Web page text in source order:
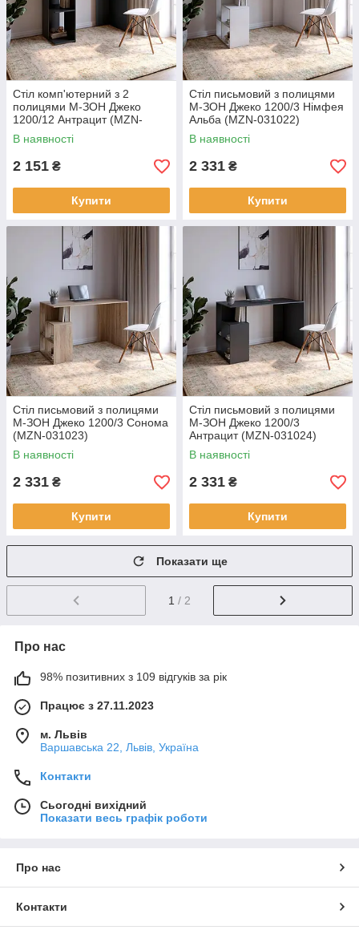
Cтіл комп'ютерний з 2
полицями М-ЗОН Джеко
1200/12 Антрацит (MZN-
031021)
В наявності
2 151 ₴
Купити
Cтіл письмовий з полицями
М-ЗОН Джеко 1200/3 Німфея
Альба (MZN-031022)
В наявності
2 331 ₴
Купити
Cтіл письмовий з полицями
М-ЗОН Джеко 1200/3 Сонома
(MZN-031023)
В наявності
2 331 ₴
Купити
Cтіл письмовий з полицями
М-ЗОН Джеко 1200/3
Антрацит (MZN-031024)
В наявності
2 331 ₴
Купити
Показати ще
1 / 2
Про нас
98% позитивних з 109 відгуків за рік
Працює з 27.11.2023
м. Львів
Варшавська 22, Львів, Україна
Контакти
Сьогодні вихідний
Показати весь графік роботи
Про нас
Контакти